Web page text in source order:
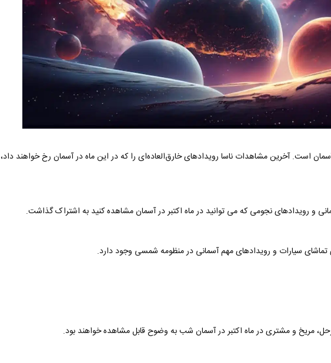
است. آخرین مشاهدات ناسا رویدادهای خارق‌العاده‌ای را که در این ماه در آسمان رخ خواهند داد،
و رویدادهای نجومی که می توانید در ماه اکتبر در آسمان مشاهده کنید به اشتراک گذاشت.
سیارات و رویدادهای مهم آسمانی در منظومه شمسی وجود دارد.
زحل، مریخ و مشتری در ماه اکتبر در آسمان شب به وضوح قابل مشاهده خواهند بود.